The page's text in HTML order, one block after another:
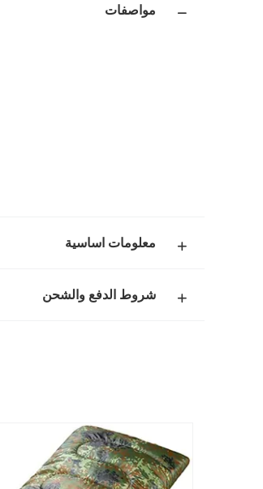
مواصفات
معلومات اساسية
شروط الدفع والشحن